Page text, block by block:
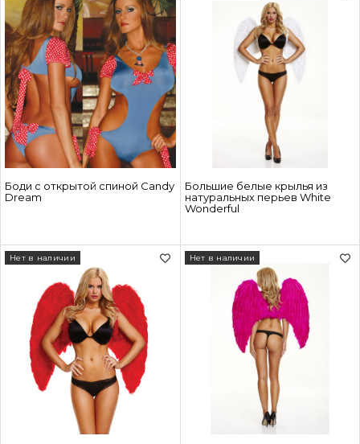
Боди с открытой спиной Candy
Dream
Большие белые крылья из
натуральных перьев White
Wonderful
Нет в наличии Нет в наличии